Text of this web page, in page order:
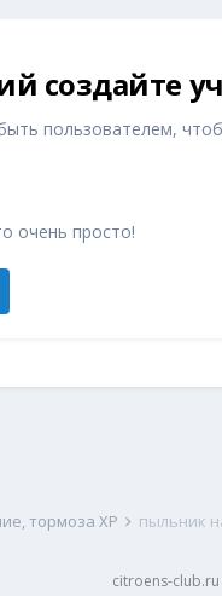
создайте
пользователем,
очень просто!
тормоза XP пыльник
citroens-club.ru